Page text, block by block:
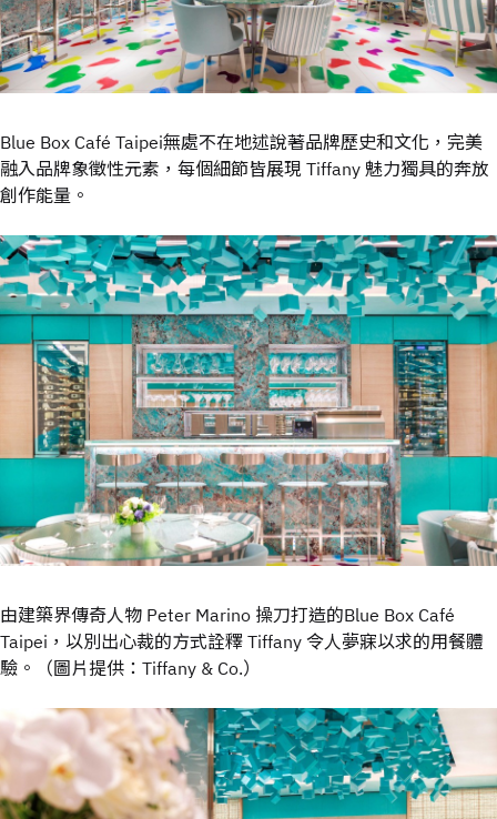
Blue Box Café Taipei無處不在地述說著品牌歷史和文化，完美
融入品牌象徵性元素，每個細節皆展現 Tiffany 魅力獨具的奔放
創作能量。
由建築界傳奇人物 Peter Marino 操刀打造的Blue Box Café
Taipei，以別出心裁的方式詮釋 Tiffany 令人夢寐以求的用餐體
驗。（圖片提供：Tiffany & Co.）